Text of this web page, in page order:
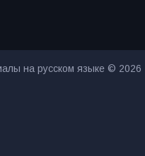
на русском языке © 2026